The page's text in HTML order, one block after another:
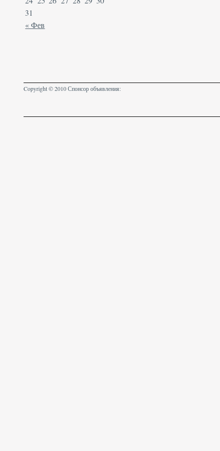
« Фев
31
Copyright © 2010 Спонсор объявления: